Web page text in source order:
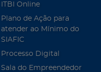
ITBI Online
Plano de Ação para
atender ao Mínimo do
SIAFIC
Processo Digital
Sala do Empreendedor